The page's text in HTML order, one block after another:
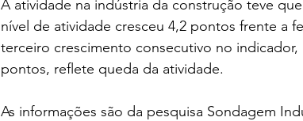
A atividade na indústria da construção teve
nível de atividade cresceu 4,2 pontos frente a
terceiro crescimento consecutivo no
pontos, reflete queda da atividade.
As informações são da pesquisa Sondagem